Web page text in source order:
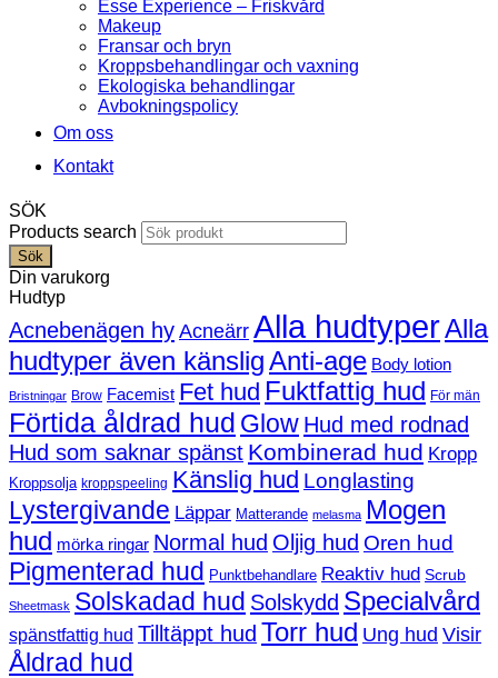
Esse Experience – Friskvård
Makeup
Fransar och bryn
Kroppsbehandlingar och vaxning
Ekologiska behandlingar
Avbokningspolicy
Om oss
Kontakt
SÖK
Products search
Sök
Din varukorg
Hudtyp
Acnebenägen hy Acneärr Alla hudtyperAlla
hudtyper även känsligAnti-age Body lotion
Bristningar Brow Facemist Fet hud Fuktfattig hud För män
Förtida åldrad hud Glow Hud med rodnad
Hud som saknar spänst Kombinerad hud Kropp
Kroppsolja kroppspeeling Känslig hud Longlasting
Lystergivande Läppar Matterande melasma Mogen
hud mörka ringar Normal hud Oljig hud Oren hud
Pigmenterad hud Punktbehandlare Reaktiv hud Scrub
Sheetmask Solskadad hud Solskydd Specialvård
spänstfattig hud Tilltäppt hud Torr hud Ung hud Visir
Åldrad hud